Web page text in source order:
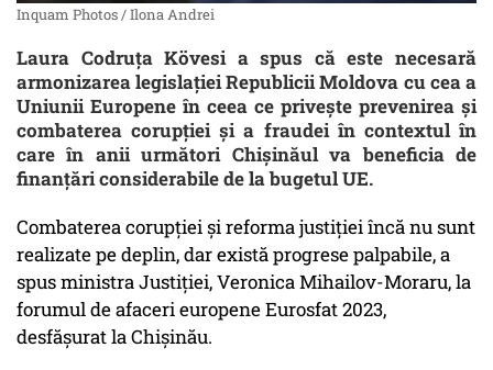
Inquam Photos / Ilona Andrei
Laura Codruța Kövesi a spus că este necesară
armonizarea legislației Republicii Moldova cu cea a
Uniunii Europene în ceea ce privește prevenirea și
combaterea corupției și a fraudei în contextul în
care în anii următori Chișinăul va beneficia de
finanțări considerabile de la bugetul UE.
Combaterea corupției și reforma justiției încă nu sunt
realizate pe deplin, dar există progrese palpabile, a
spus ministra Justiției, Veronica Mihailov-Moraru, la
forumul de afaceri europene Eurosfat 2023,
desfășurat la Chișinău.